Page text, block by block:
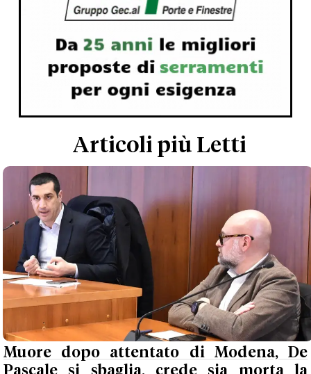
Articoli più Letti
Muore dopo attentato di Modena, De